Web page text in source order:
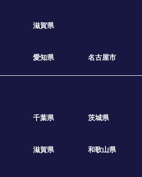
滋賀県
愛知県 名古屋市
千葉県 茨城県
滋賀県 和歌山県